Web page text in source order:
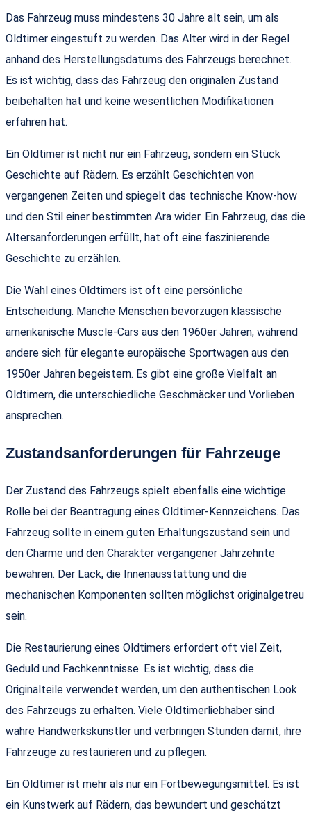
Das Fahrzeug muss mindestens 30 Jahre alt sein, um als
Oldtimer eingestuft zu werden. Das Alter wird in der Regel
anhand des Herstellungsdatums des Fahrzeugs berechnet.
Es ist wichtig, dass das Fahrzeug den originalen Zustand
beibehalten hat und keine wesentlichen Modifikationen
erfahren hat.
Ein Oldtimer ist nicht nur ein Fahrzeug, sondern ein Stück
Geschichte auf Rädern. Es erzählt Geschichten von
vergangenen Zeiten und spiegelt das technische Know-how
und den Stil einer bestimmten Ära wider. Ein Fahrzeug, das die
Altersanforderungen erfüllt, hat oft eine faszinierende
Geschichte zu erzählen.
Die Wahl eines Oldtimers ist oft eine persönliche
Entscheidung. Manche Menschen bevorzugen klassische
amerikanische Muscle-Cars aus den 1960er Jahren, während
andere sich für elegante europäische Sportwagen aus den
1950er Jahren begeistern. Es gibt eine große Vielfalt an
Oldtimern, die unterschiedliche Geschmäcker und Vorlieben
ansprechen.
Zustandsanforderungen für Fahrzeuge
Der Zustand des Fahrzeugs spielt ebenfalls eine wichtige
Rolle bei der Beantragung eines Oldtimer-Kennzeichens. Das
Fahrzeug sollte in einem guten Erhaltungszustand sein und
den Charme und den Charakter vergangener Jahrzehnte
bewahren. Der Lack, die Innenausstattung und die
mechanischen Komponenten sollten möglichst originalgetreu
sein.
Die Restaurierung eines Oldtimers erfordert oft viel Zeit,
Geduld und Fachkenntnisse. Es ist wichtig, dass die
Originalteile verwendet werden, um den authentischen Look
des Fahrzeugs zu erhalten. Viele Oldtimerliebhaber sind
wahre Handwerkskünstler und verbringen Stunden damit, ihre
Fahrzeuge zu restaurieren und zu pflegen.
Ein Oldtimer ist mehr als nur ein Fortbewegungsmittel. Es ist
ein Kunstwerk auf Rädern, das bewundert und geschätzt